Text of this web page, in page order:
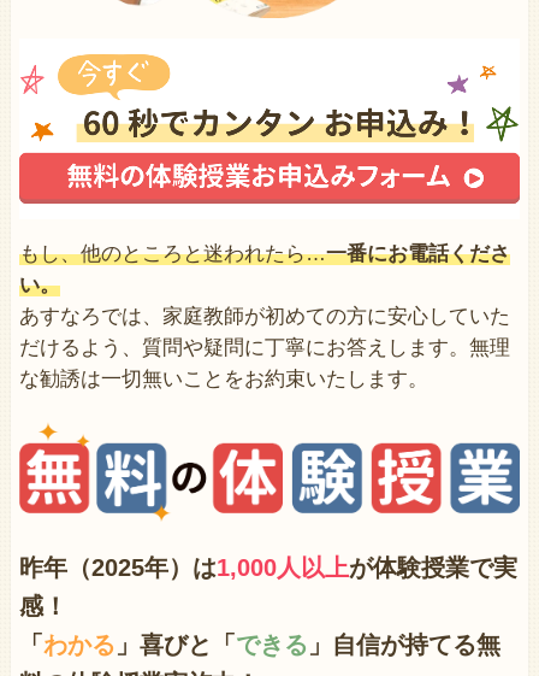
もし、他のところと迷われたら…一番にお電話くださ
い。
あすなろでは、家庭教師が初めての方に安心していた
だけるよう、質問や疑問に丁寧にお答えします。無理
な勧誘は一切無いことをお約束いたします。
昨年（2025年）は1,000人以上が体験授業で実
感！
「 わかる 」喜びと「 できる 」自信が持てる無